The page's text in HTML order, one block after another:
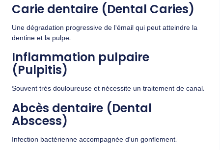
Carie dentaire (Dental Caries)
Une dégradation progressive de l’émail qui peut atteindre la
dentine et la pulpe.
Inflammation pulpaire
(Pulpitis)
Souvent très douloureuse et nécessite un traitement de canal.
Abcès dentaire (Dental
Abscess)
Infection bactérienne accompagnée d’un gonflement.